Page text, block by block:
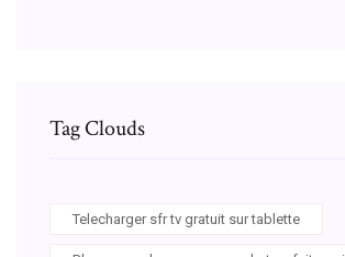
Tag Clouds
Telecharger sfr tv gratuit sur tablette